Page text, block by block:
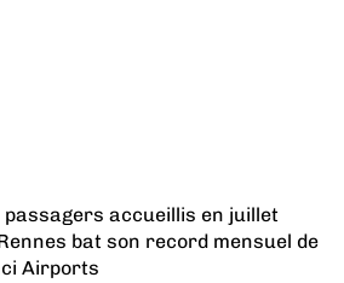
passagers accueillis en juillet
bat son record mensuel de
Airports